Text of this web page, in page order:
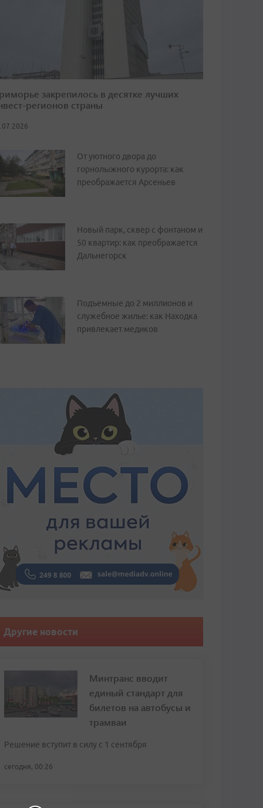
закрепилось в десятке лучших
регионов страны
От уютного двора до
горнолыжного курорта: как
преображается Арсеньев
Новый парк, сквер с фонтаном и
50 квартир: как преображается
Дальнегорск
Подъемные до 2 миллионов и
служебное жилье: как Находка
привлекает медиков
Другие новости
Минтранс вводит
единый стандарт для
билетов на автобусы и
трамваи
Решение вступит в силу с 1 сентября
сегодня, 00:26